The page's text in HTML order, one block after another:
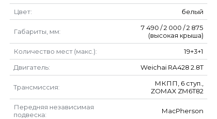
Цвет: белый
Габариты, мм:
7 490 / 2 000 / 2 875
(высокая крыша)
Количество мест (макс.): 19+3+1
Двигатель: Weichai RA428 2.8T
Трансмиссия:
МКПП, 6 ступ.,
ZOMAX ZM6T82
Передняя независимая
подвеска:
MаcPherson